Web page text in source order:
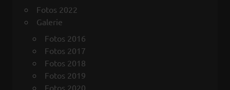
Fotos 2022
Galerie
Fotos 2016
Fotos 2017
Fotos 2018
Fotos 2019
Fotos 2020